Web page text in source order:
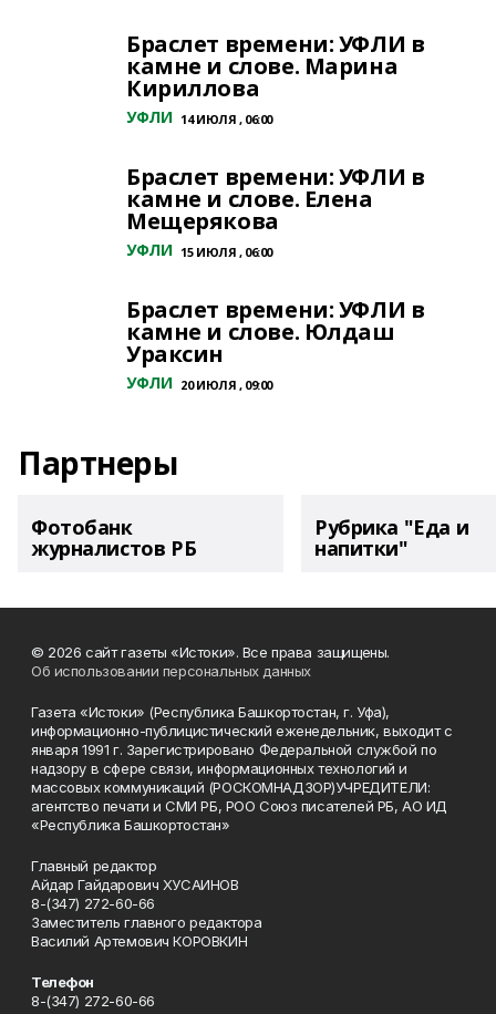
Браслет времени: УФЛИ в
камне и слове. Марина
Кириллова
УФЛИ 14 ИЮЛЯ , 06:00
Браслет времени: УФЛИ в
камне и слове. Елена
Мещерякова
УФЛИ 15 ИЮЛЯ , 06:00
Браслет времени: УФЛИ в
камне и слове. Юлдаш
Ураксин
УФЛИ 20 ИЮЛЯ , 09:00
Партнеры
Фотобанк
журналистов РБ
Рубрика "Еда и
напитки"
© 2026 сайт газеты «Истоки». Все права защищены.
Об использовании персональных данных
Газета «Истоки» (Республика Башкортостан, г. Уфа),
информационно-публицистический еженедельник, выходит с
января 1991 г. Зарегистрировано Федеральной службой по
надзору в сфере связи, информационных технологий и
массовых коммуникаций (РОСКОМНАДЗОР)УЧРЕДИТЕЛИ:
агентство печати и СМИ РБ, РОО Союз писателей РБ, АО ИД
«Республика Башкортостан»
Главный редактор
Айдар Гайдарович ХУСАИНОВ
8-(347) 272-60-66
Заместитель главного редактора
Василий Артемович КОРОВКИН
Телефон
8-(347) 272-60-66